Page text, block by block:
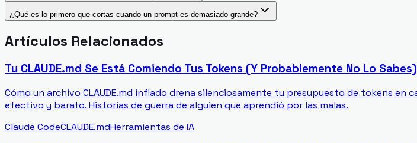
¿Qué es lo primero que cortas cuando un prompt es demasiado grande?
Artículos Relacionados
Tu CLAUDE.md Se Está Comiendo Tus Tokens (Y Probablemente No Lo Sabes)
Cómo un archivo CLAUDE.md inflado drena silenciosamente tu presupuesto de tokens
efectivo y barato. Historias de guerra de alguien que aprendió por las malas.
Claude CodeCLAUDE.mdHerramientas de IA